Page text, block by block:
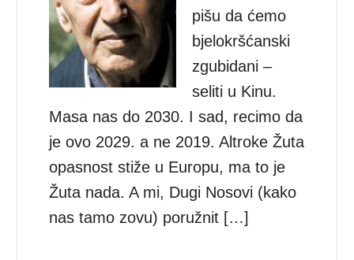
pišu da ćemo
bjelokršćanski
zgubidani –
seliti u Kinu.
Masa nas do 2030. I sad, recimo da
je ovo 2029. a ne 2019. Altroke Žuta
opasnost stiže u Europu, ma to je
Žuta nada. A mi, Dugi Nosovi (kako
nas tamo zovu) poružnit […]